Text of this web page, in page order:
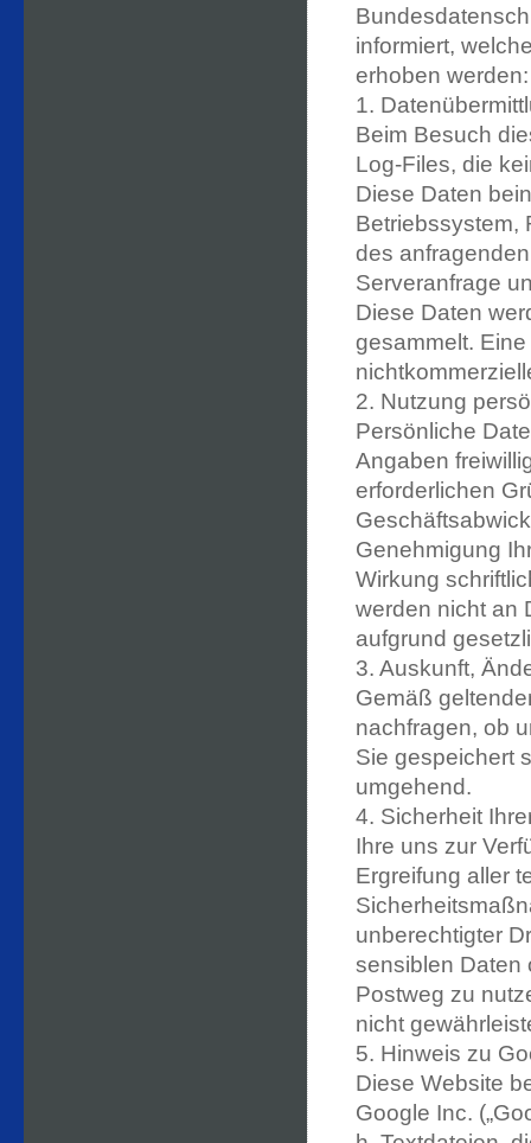
informiert,
erhoben werden:
1.
Beim Besuch
Log-Files, die
Diese Daten
Betriebssystem,
des
Serveranfrage
Diese Daten
gesammelt.
2. Nutzung
Persönliche
Angaben
erforderlichen
Genehmigung
Wirkung
werden nicht an
aufgrund
3. Auskunft,
Gemäß
nachfragen, ob
Sie gespeichert
umgehend.
4. Sicherheit
Ihre uns zur
Ergreifung aller
unberechtigter
sensiblen Daten
Postweg zu
nicht
5. Hinweis zu
Diese Website
Google Inc.